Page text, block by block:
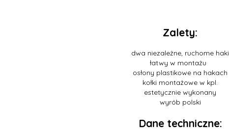
Zalety:
dwa niezależne, ruchome haki
łatwy w montażu
osłony plastikowe na hakach
kołki montażowe w kpl.
estetycznie wykonany
wyrób polski
Dane techniczne: